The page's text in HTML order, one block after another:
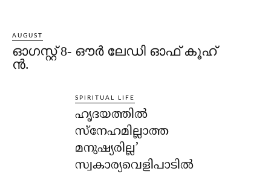
AUGUST
ഓഗസ്റ്റ് 8- ഔര്‍ ലേഡി ഓഫ് കൂഹ്
ന്‍.
SPIRITUAL LIFE
ഹൃദയത്തില്‍
സ്‌നേഹമില്ലാത്ത
മനുഷ്യരില്ല’
സ്വകാര്യവെളിപാടില്‍